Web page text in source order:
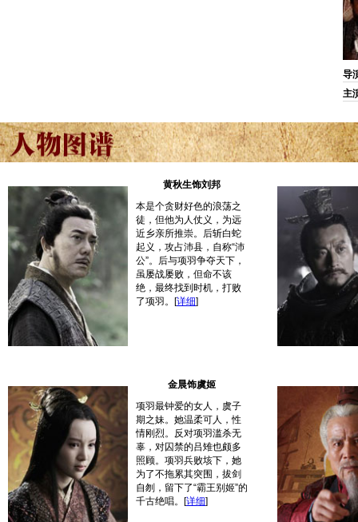
导
主
黄秋生饰刘邦
本是个贪财好色的浪荡之
徒，但他为人仗义，为远
近乡亲所推崇。后斩白蛇
起义，攻占沛县，自称“沛
公”。后与项羽争夺天下，
虽屡战屡败，但命不该
绝，最终找到时机，打败
了项羽。 [详细]
金晨饰虞姬
项羽最钟爱的女人，虞子
期之妹。她温柔可人，性
情刚烈。反对项羽滥杀无
辜，对囚禁的吕雉也颇多
照顾。项羽兵败垓下，她
为了不拖累其突围，拔剑
自刎，留下了“霸王别姬”的
千古绝唱。 [详细]